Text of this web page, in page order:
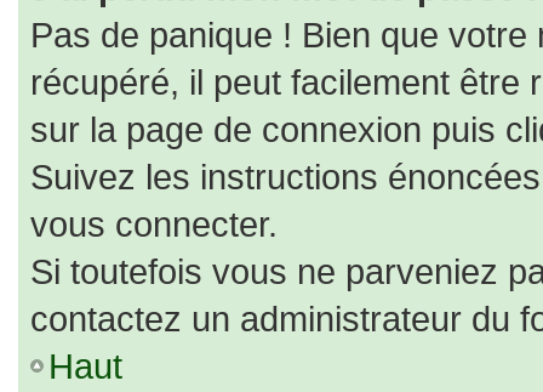
Pas de panique ! Bien que
récupéré, il peut facilement être
sur la page de connexion puis
Suivez les instructions
vous connecter.
Si toutefois vous ne parveniez
contactez un administrateur du
Haut